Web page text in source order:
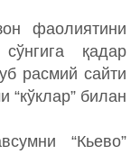
фаолиятини
қадар
расмий сайти
“кўклар” билан
“Кьево”